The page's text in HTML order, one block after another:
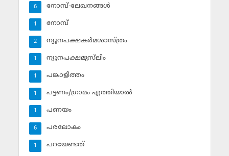
നോമ്പ്-ലേഖനങ്ങള്‍
6
നോമ്പ്‌
1
ന്യൂനപക്ഷകര്‍മശാസ്ത്രം
2
ന്യൂനപക്ഷമുസ്‌ലിം
1
പങ്കാളിത്തം
1
പട്ടണം/ഗ്രാമം എത്തിയാല്‍
1
പണയം
1
പരലോകം
6
പറയേണ്ടത്
1